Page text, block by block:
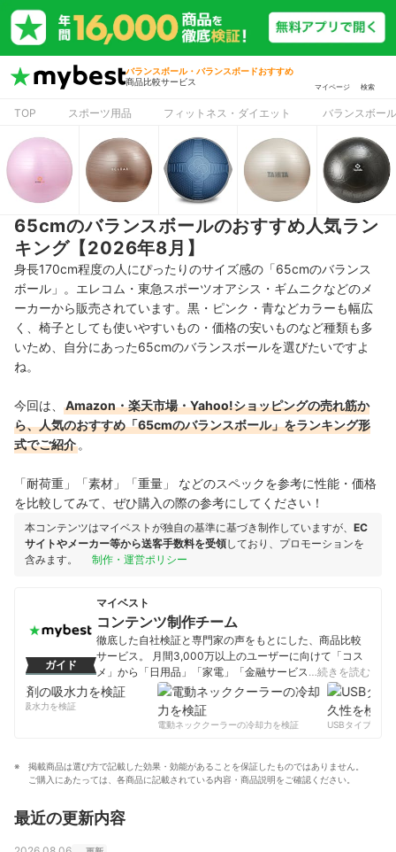
バランスボール・バランスボードおすすめ
商品比較サービス
マイページ 検索
TOP スポーツ用品 フィットネス・ダイエット バランスボー
65cmのバランスボールのおすすめ人気ラン
キング【2026年8月】
身長170cm程度の人にぴったりのサイズ感の「65cmのバランス
ボール」。エレコム・東急スポーツオアシス・ギムニクなどのメ
ーカーから販売されています。黒・ピンク・青などカラーも幅広
く、椅子としても使いやすいもの・価格の安いものなど種類も多
いため、自分にあった65cmのバランスボールを選びたいですよ
ね。
今回は、
Amazon・楽天市場・Yahoo!ショッピングの売れ筋か
ら、人気のおすすめ「65cmのバランスボール」をランキング形
式でご紹介 。
「耐荷重」「素材」「重量」 などのスペックを参考に性能・価格
を比較してみて、ぜひ購入の際の参考にしてください！
本コンテンツはマイベストが独自の基準に基づき制作していますが、 EC
サイトやメーカー等から送客手数料を受領しており、プロモーションを
含みます。
制作・運営ポリシー
ガイド
マイベスト
コンテンツ制作チーム
徹底した自社検証と専門家の声をもとにした、商品比較
サービス。 月間3,000万以上のユーザーに向けて「コス
メ」から「日用品」「家電」「金融サービス」まで、ベ
ストな商品を選んでもらうために、毎日コンテンツを制
コンテンツ制作チームのプロフィール
…続きを読む
の吸水力を検証
電動ネッククーラーの冷却力を検証
USBタイプCケー
掲載商品は選び方で記載した効果・効能があることを保証したものではありません。
ご購入にあたっては、各商品に記載されている内容・商品説明をご確認ください。
最近の更新内容